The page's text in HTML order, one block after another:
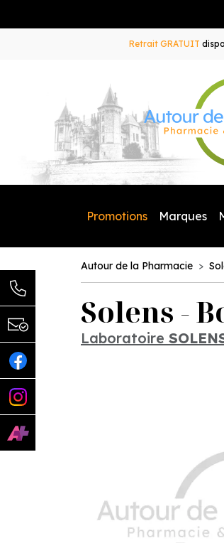
Retrait GRATUIT
Promotions Marques
Autour de la Pharmacie
Solens -
Laboratoire